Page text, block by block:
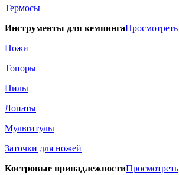
Термосы
Инструменты для кемпингаПросмотреть
Ножи
Топоры
Пилы
Лопаты
Мультитулы
Заточки для ножей
Костровые принадлежностиПросмотреть